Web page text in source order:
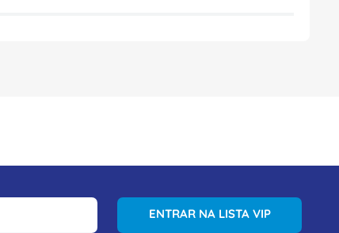
ENTRAR NA LISTA VIP